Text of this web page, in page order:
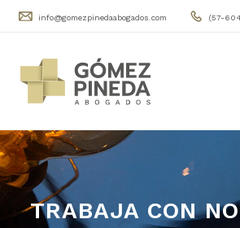
info@gomezpinedaabogados.com (57-
TRABAJA CON